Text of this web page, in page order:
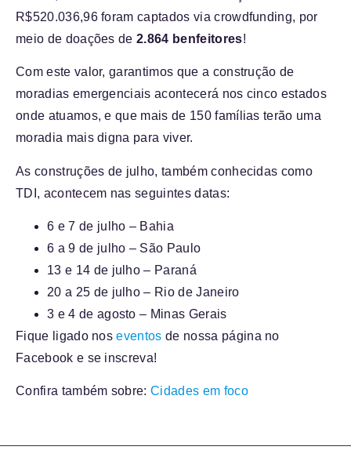
R$520.036,96 foram captados via crowdfunding, por
meio de doações de2.864 benfeitores!
Com este valor, garantimos que a construção de
moradias emergenciais acontecerá nos cinco estados
onde atuamos, e que mais de 150 famílias terão uma
moradia mais digna para viver.
As construções de julho, também conhecidas como
TDI, acontecem nas seguintes datas:
6 e 7 de julho – Bahia
6 a 9 de julho – São Paulo
13 e 14 de julho – Paraná
20 a 25 de julho – Rio de Janeiro
3 e 4 de agosto – Minas Gerais
Fique ligado noseventos de nossa página no
Facebook e se inscreva!
Confira também sobre:Cidades em foco